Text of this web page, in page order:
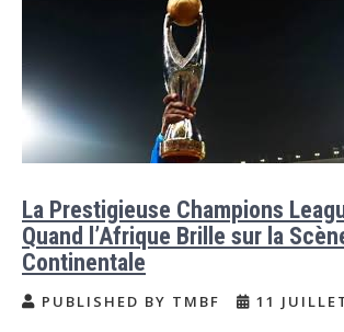
La Prestigieuse Champions
Quand l’Afrique Brille sur la
Continentale
PUBLISHED BY TMBF 11